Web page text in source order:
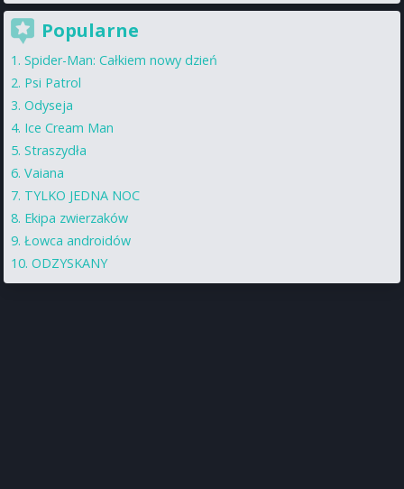
Popularne
Spider-Man: Całkiem nowy dzień
Psi Patrol
Odyseja
Ice Cream Man
Straszydła
Vaiana
TYLKO JEDNA NOC
Ekipa zwierzaków
Łowca androidów
ODZYSKANY